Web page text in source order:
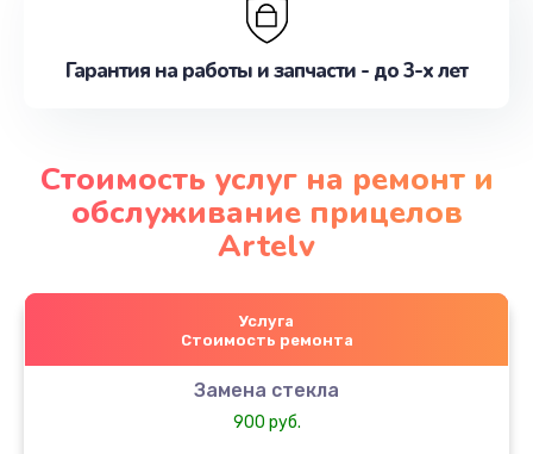
Гарантия на работы и запчасти - до 3-х лет
Стоимость услуг на ремонт и
обслуживание прицелов
Artelv
Услуга
Стоимость ремонта
Замена стекла
900 руб.